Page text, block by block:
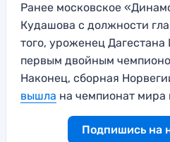
Ранее московское
Кудашова с должности
того, уроженец
первым двойным
Наконец, сборная
вышла на чемпионат мира
Подпишись на